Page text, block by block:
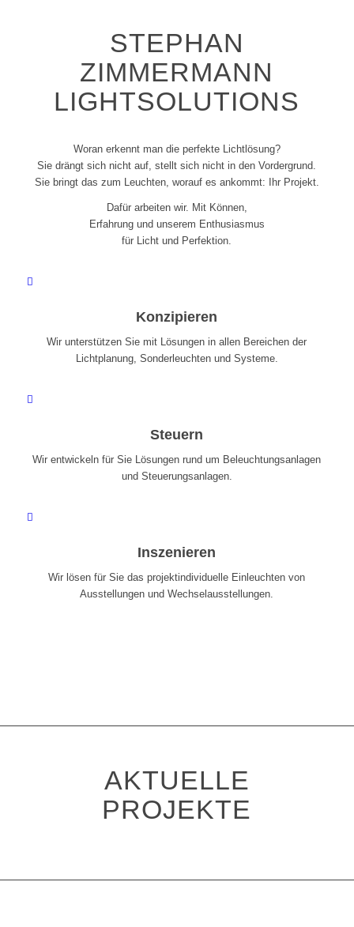
STEPHAN
ZIMMERMANN
LIGHTSOLUTIONS
Woran erkennt man die perfekte Lichtlösung?
Sie drängt sich nicht auf, stellt sich nicht in den Vordergrund.
Sie bringt das zum Leuchten, worauf es ankommt: Ihr Projekt.
Dafür arbeiten wir. Mit Können,
Erfahrung und unserem Enthusiasmus
für Licht und Perfektion.
Konzipieren
Wir unterstützen Sie mit Lösungen in allen Bereichen der
Lichtplanung, Sonderleuchten und Systeme.
Steuern
Wir entwickeln für Sie Lösungen rund um Beleuchtungsanlagen
und Steuerungsanlagen.
Inszenieren
Wir lösen für Sie das projektindividuelle Einleuchten von
Ausstellungen und Wechselausstellungen.
AKTUELLE
PROJEKTE